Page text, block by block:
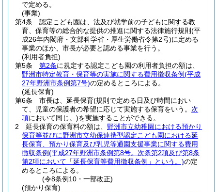
で定める。
(事業)
第4条
認定こども園は、法及び就学前の子どもに関する教
育、保育等の総合的な提供の推進に関する法律施行規則 (平
成26年内閣府・文部科学省・厚生労働省令第2号)に定める
事業のほか、市長が必要と認める事業を行う。
(利用者負担)
第5条
第2条に規定する認定こども園の利用者負担の額は、
野洲市特定教育・保育等の実施に関する費用徴収条例(平成
27年野洲市条例第7号)の定めるところによる。
(延長保育)
第6条
市長は、延長保育(規則で定める日及び時間におい
て、児童の保護者の希望に応じて実施する保育をいう。 次
項において同じ。)を実施することができる。
2
延長保育の保育料の額は、 野洲市立幼稚園における預かり
保育等並びに野洲市立幼保連携型認定こども園における延
長保育、預かり保育及び乳児等通園支援事業に関する費用
徴収条例(平成27年野洲市条例第8号。次条第2項及び第8条
第2項において「延長保育等費用徴収条例」という。)の定
めるところによる。
(令8条例10・一部改正)
(預かり保育)